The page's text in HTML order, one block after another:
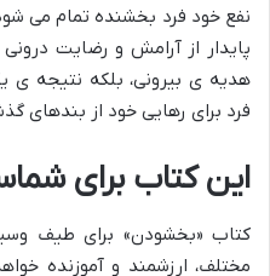
نفع خود فرد بخشنده تمام می
پایدار از آرامش و رضایت
هدیه ی بیرونی، بلکه نتیجه
فرد برای رهایی خود از بندهای
این کتاب برای
کتاب «بخشودن» برای طیف
مختلف، ارزشمند و آموزنده